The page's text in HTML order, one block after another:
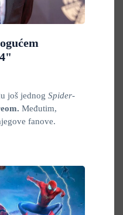
još jednog Spider-
Međutim,
fanove.